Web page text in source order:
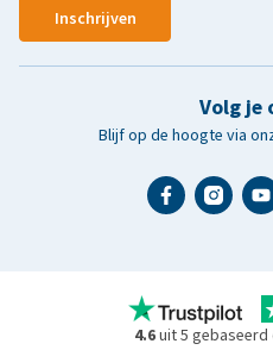
Inschrijven
Volg je
Blijf op de hoogte via
4.6uit 5 gebaseerd